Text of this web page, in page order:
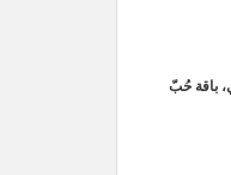
باقة حُبّ